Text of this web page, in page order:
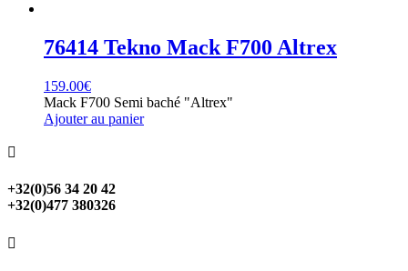
76414 Tekno Mack F700 Altrex
159.00€
Mack F700 Semi baché "Altrex"
Ajouter au panier

+32(0)56 34 20 42
+32(0)477 380326
